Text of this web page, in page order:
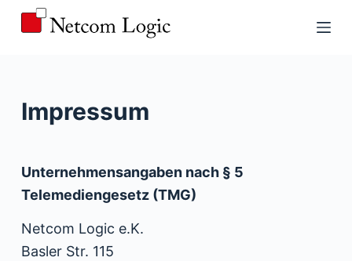
Z
s
p
Impressum
Unternehmensangaben nach § 5
Telemediengesetz (TMG)
Netcom Logic e.K.
Basler Str. 115